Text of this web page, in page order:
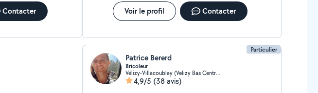
Contacter Voir le profil Contacter
Particulier
Patrice Bererd
Bricoleur
Vélizy-Villacoublay (Velizy Bas Centre Nord)
4,9/5 (38 avis)